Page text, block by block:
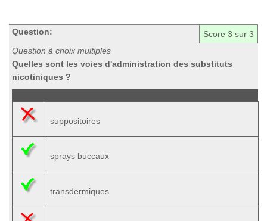
Score 3 sur 3
Question:
Question à choix multiples
Quelles sont les voies d'administration des substituts
nicotiniques ?
suppositoires
sprays buccaux
transdermiques